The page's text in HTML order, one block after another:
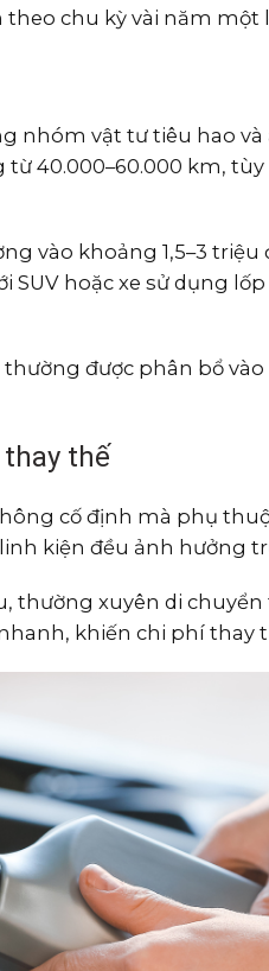
chu kỳ vài năm một
nhóm vật tư tiêu hao
40.000–60.000 km,
vào khoảng 1,5–3 triệu
SUV hoặc xe sử dụng
được phân bổ
thế
cố định mà phụ
kiện đều ảnh hưởng
thường xuyên di
khiến chi phí thay